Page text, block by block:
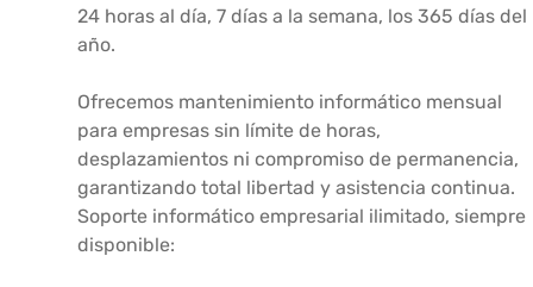
24 horas al día, 7 días a la semana, los 365 días del
año.
Ofrecemos mantenimiento informático mensual
para empresas sin límite de horas,
desplazamientos ni compromiso de permanencia,
garantizando total libertad y asistencia continua.
Soporte informático empresarial ilimitado, siempre
disponible: